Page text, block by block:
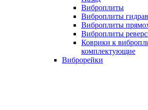
Виброплиты
Виброплиты
Виброплиты
Виброплиты
Коврики к
комплектующие
Виброрейки